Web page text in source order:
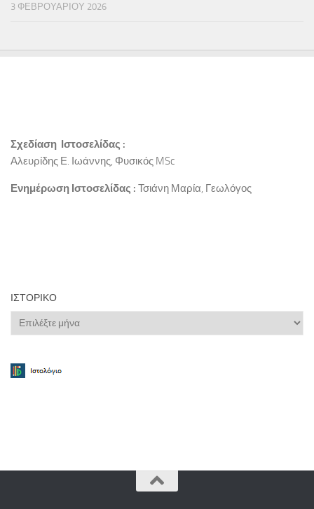
3 ΦΕΒΡΟΥΑΡΊΟΥ 2026
Σχεδίαση Ιστοσελίδας :
Αλευρίδης Ε. Ιωάννης, Φυσικός MSc
Ενημέρωση Ιστοσελίδας : Τσιάνη Μαρία, Γεωλόγος
ΙΣΤΟΡΙΚΌ
Ιστορικό